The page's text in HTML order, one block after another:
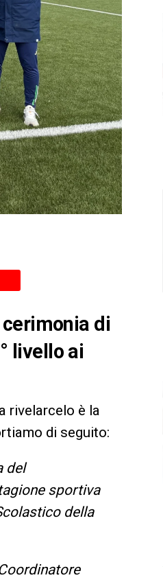
di
livello ai
rivelarcelo è la
di seguito:
del
sportiva
della